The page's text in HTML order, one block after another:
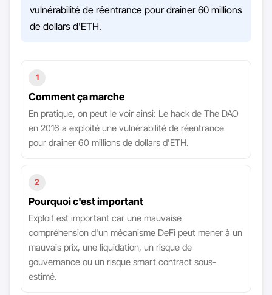
vulnérabilité de réentrance pour drainer 60 millions
de dollars d'ETH.
1
Comment ça marche
En pratique, on peut le voir ainsi: Le hack de The DAO
en 2016 a exploité une vulnérabilité de réentrance
pour drainer 60 millions de dollars d'ETH.
2
Pourquoi c'est important
Exploit est important car une mauvaise
compréhension d'un mécanisme DeFi peut mener à un
mauvais prix, une liquidation, un risque de
gouvernance ou un risque smart contract sous-
estimé.